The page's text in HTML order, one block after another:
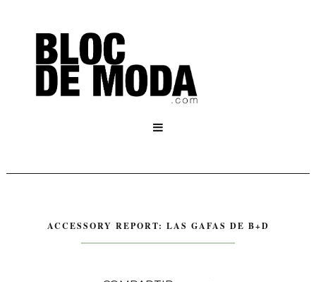

ACCESSORY REPORT: LAS GAFAS DE B+D